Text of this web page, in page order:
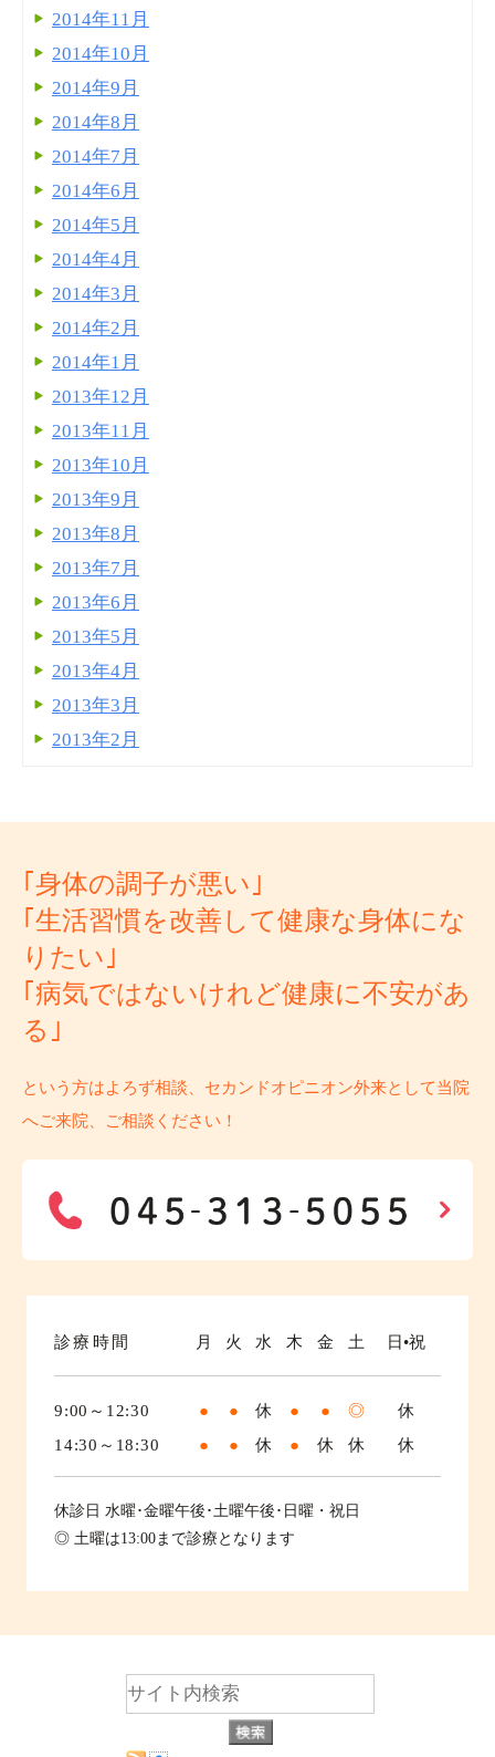
2014年11月
2014年10月
2014年9月
2014年8月
2014年7月
2014年6月
2014年5月
2014年4月
2014年3月
2014年2月
2014年1月
2013年12月
2013年11月
2013年10月
2013年9月
2013年8月
2013年7月
2013年6月
2013年5月
2013年4月
2013年3月
2013年2月
｢身体の調子が悪い｣
｢生活習慣を改善して健康な身体にな
りたい｣
｢病気ではないけれど健康に不安があ
る｣
という方はよろず相談、セカンドオピニオン外来として当院
へご来院、ご相談ください！
診療時間 月 火 水 木 金 土 日•祝
9:00～12:30 ● ● 休 ● ● ◎
休
14:30～18:30
● ● 休 ● 休 休 休
休診日 水曜･金曜午後･土曜午後･日曜・祝日
◎ 土曜は13:00まで診療となります